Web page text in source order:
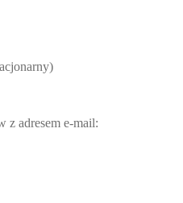
z adresem e-mail: